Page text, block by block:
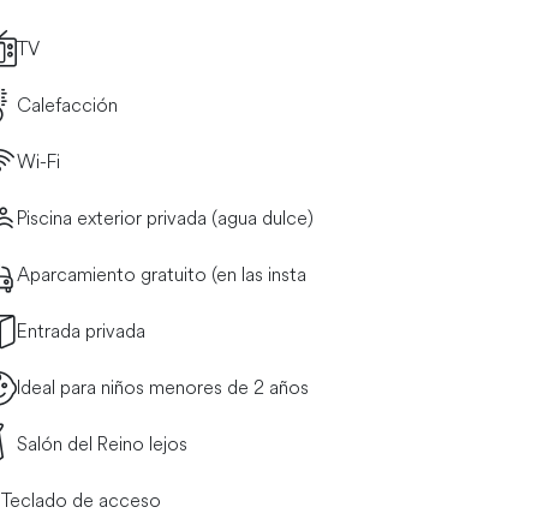
TV
Calefacción
Wi-Fi
Piscina exterior privada (agua dulce)
Aparcamiento gratuito (en las insta
Entrada privada
Ideal para niños menores de 2 años
Salón del Reino lejos
Teclado de acceso